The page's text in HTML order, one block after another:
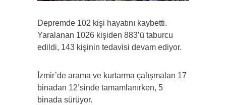
Depremde 102 kişi hayatını kaybetti.
Yaralanan 1026 kişiden 883’ü taburcu
edildi, 143 kişinin tedavisi devam ediyor.
İzmir’de arama ve kurtarma çalışmaları 17
binadan 12’sinde tamamlanırken, 5
binada sürüyor.